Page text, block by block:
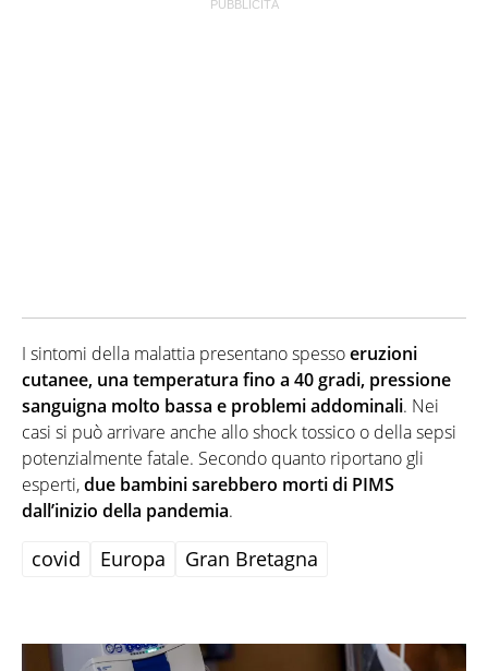
I sintomi della malattia presentano spessoeruzioni
cutanee, una temperatura fino a 40 gradi, pressione
sanguigna molto bassa e problemi addominali. Nei
casi si può arrivare anche allo shock tossico o della sepsi
potenzialmente fatale. Secondo quanto riportano gli
esperti,due bambini sarebbero morti di PIMS
dall’inizio della pandemia.
covid Europa Gran Bretagna